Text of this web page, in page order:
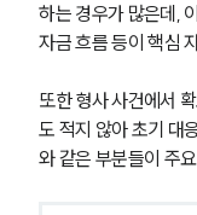
하는 경우가 많은데,
자금 흐름 등이 핵심
또한 형사 사건에서
도 적지 않아 초기 대
와 같은 부분들이 주